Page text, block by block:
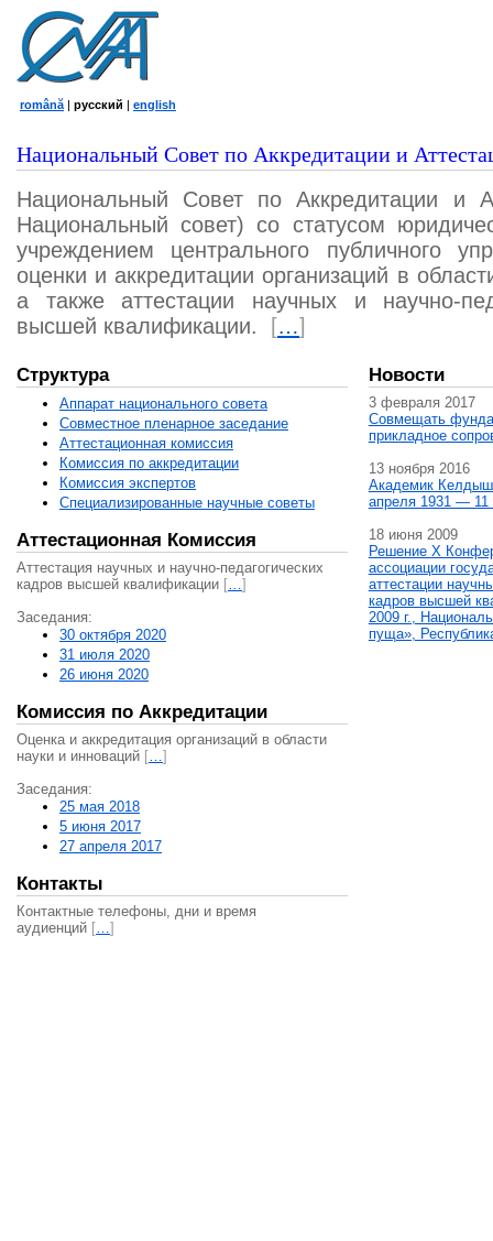
română | русский | english
Национальный Совет по Аккредитации и
Национальный Совет по Аккредитации и
Национальный совет) со статусом
учреждением центрального публичного
оценки и аккредитации организаций в
а также аттестации научных и научно-
высшей квалификации.
[…]
Структура
Аппарат национального совета
Совместное пленарное заседание
Аттестационная комисcия
Комиссия по аккредитации
Комиссия экспертов
Специализированные научные советы
Аттестационная Комиссия
Аттестация научных и научно-педагогических
кадров высшей квалификации […]
Заседания:
30 октября 2020
31 июля 2020
26 июня 2020
Комиссия по Аккредитации
Оценка и аккредитация организаций в области
науки и инноваций […]
Заседания:
25 мая 2018
5 июня 2017
27 апреля 2017
Контакты
Контактные телефоны, дни и время
аудиенций […]
Новости
3 февраля 2017
Совмещать
прикладное
13 ноября 2016
Академик
апреля 1931 — 11
18 июня 2009
Решение X
ассоциации
аттестации
кадров высшей
2009 г.,
пуща»,